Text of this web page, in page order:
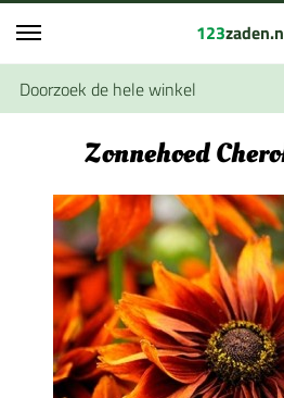
123
Zonnehoed